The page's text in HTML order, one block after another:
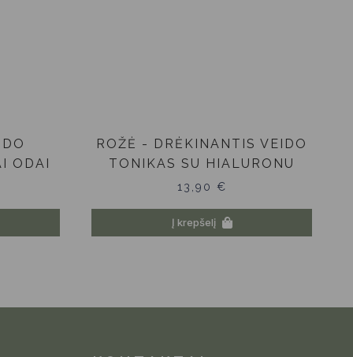
ODAI
ROŽĖ - DRĖKINANTIS VEIDO
TONIKAS SU HIALURONU
13,90 €
Į krepšelį